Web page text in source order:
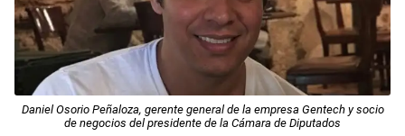
Daniel Osorio Peñaloza, gerente general de la empresa Gentech y socio
de negocios del presidente de la Cámara de Diputados